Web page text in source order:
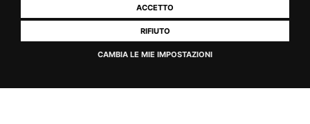
ACCETTO
RIFIUTO
CAMBIA LE MIE IMPOSTAZIONI